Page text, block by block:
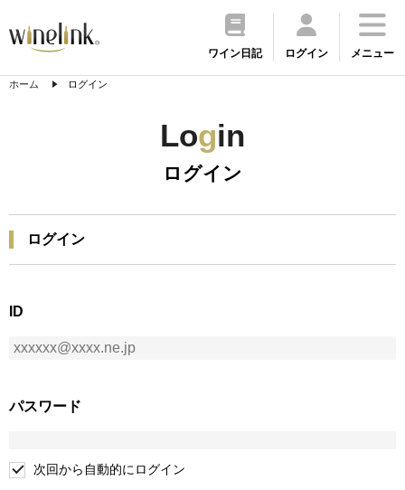
ワイン日記 ログイン メニュー
ホーム ログイン
Login
ログイン
ログイン
ID
パスワード
次回から自動的にログイン